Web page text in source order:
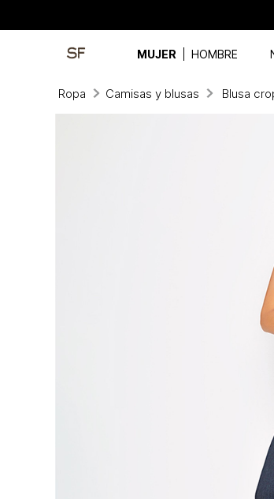
MUJER HOMBRE
Ropa Camisas y blusas Blusa